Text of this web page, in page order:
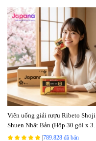
Viên uống giải rượu Ribeto Shoji
Shuen Nhật Bản (Hộp 30 gói x 3
viên)
789.828 đã bán